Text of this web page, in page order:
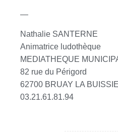
—
Nathalie SANTERNE
Animatrice ludothèque
MEDIATHEQUE
82 rue du Périgord
62700 BRUAY LA
03.21.61.81.94